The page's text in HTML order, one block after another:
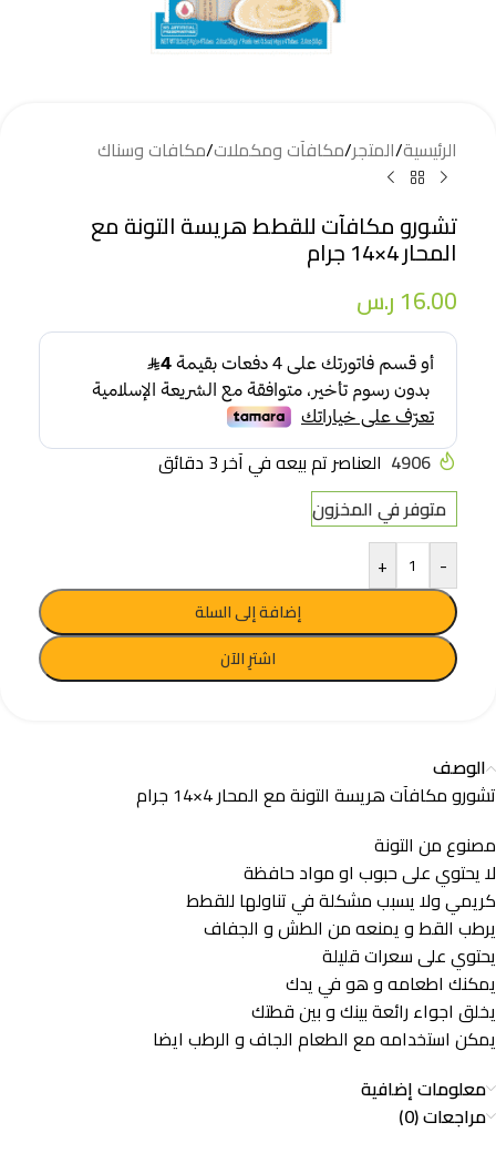
الرئيسية/المتجر/مكافآت ومكملات/مكافات وسناك
تشورو مكافآت للقطط هريسة التونة مع
المحار 4×14 جرام
16.00 ر.س
4906 العناصر تم بيعه في آخر 3 دقائق
متوفر في المخزون
-
+
إضافة إلى السلة
اشترِ الآن
الوصف
تشورو مكافآت هريسة التونة مع المحار 4×14 جرام
مصنوع من التونة
لا يحتوي على حبوب او مواد حافظة
كريمي ولا يسبب مشكلة في تناولها للقطط
يرطب القط و يمنعه من الطش و الجفاف
يحتوي على سعرات قليلة
يمكنك اطعامه و هو في يدك
يخلق اجواء رائعة بينك و بين قطتك
يمكن استخدامه مع الطعام الجاف و الرطب ايضا
معلومات إضافية
مراجعات (0)